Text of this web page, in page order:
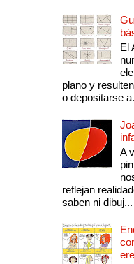
El
plano y
o depositarse
A
reflejan
saben ni dibuj...